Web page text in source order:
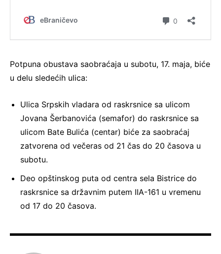
Potpuna obustava saobraćaja u subotu, 17. maja, biće
u delu sledećih ulica:
Ulica Srpskih vladara od raskrsnice sa ulicom
Jovana Šerbanovića (semafor) do raskrsnice sa
ulicom Bate Bulića (centar) biće za saobraćaj
zatvorena od večeras od 21 čas do 20 časova u
subotu.
Deo opštinskog puta od centra sela Bistrice do
raskrsnice sa državnim putem IIA-161 u vremenu
od 17 do 20 časova.